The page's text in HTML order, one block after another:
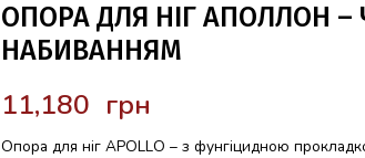
ОПОРА ДЛЯ НІГ АПОЛЛОН
НАБИВАННЯМ
грн
Опора для ніг APOLLO – з фунгіцидною